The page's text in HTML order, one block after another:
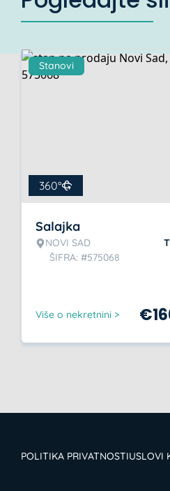
Stanovi
360°
Salajka
NOVI SAD
ŠIFRA: #575068
Više o nekretnini > €
POLITIKA PRIVATNOSTIUSLOVI